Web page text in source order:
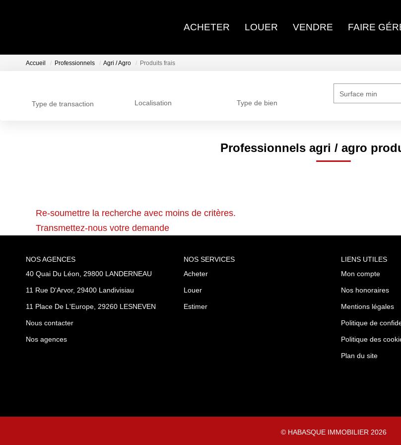
ACHETER LOUER VENDRE FAIRE
Accueil Professionnels Agri / Agro Produits frais
Type de transaction Localisation Type de bien
Surface min
Professionnels agri / agro
Re-soumettre la recherche avec moins de critères.
Transmettez-nous votre demande
NOS AGENCES
40 Quai Du Léon, 29800 LANDERNEAU
11 Rue D'Arvor, 29400 Landivisiau
11 Place De L'Europe, 29260 LESNEVEN
Nous contacter
Nos agences
NOS SERVICES
Acheter
Louer
Estimer
LIENS UTILES
Mon compte
Nos honoraires
Mentions légales
Politique de
Politique des cookies
Plan du site
Réalisation